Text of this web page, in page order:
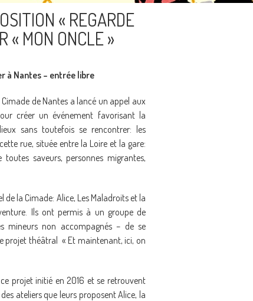
« REGARDE
« MON ONCLE »
à Nantes – entrée libre
de Nantes a lancé un appel aux
créer un événement favorisant la
sans toutefois se rencontrer: les
rue, située entre la Loire et la gare:
saveurs, personnes migrantes,
la Cimade: Alice, Les Maladroits et la
Ils ont permis à un groupe de
mineurs non accompagnés – de se
projet théâtral « Et maintenant, ici, on
projet initié en 2016 et se retrouvent
ateliers que leurs proposent Alice, la